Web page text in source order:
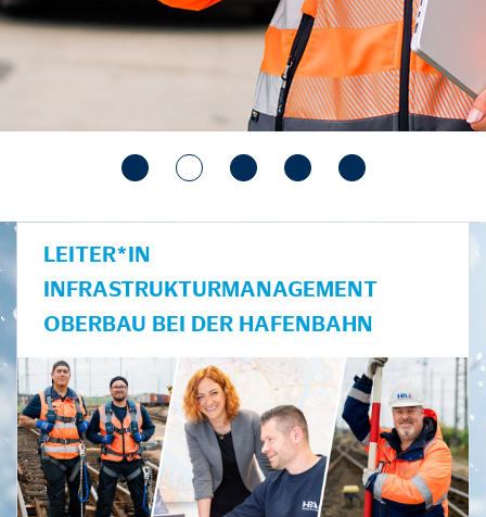
LEITER*IN
INFRASTRUKTURMANAGEMENT
OBERBAU BEI DER HAFENBAHN